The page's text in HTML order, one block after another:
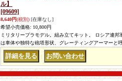
ル】
[09609]
8,640円(税別) [在庫なし]
希望小売価格: 10,800円
ミリタリープラモデル。組み立てキット。 ロシア連
は車体や独特な砲塔形状、グレーティングアーマーと